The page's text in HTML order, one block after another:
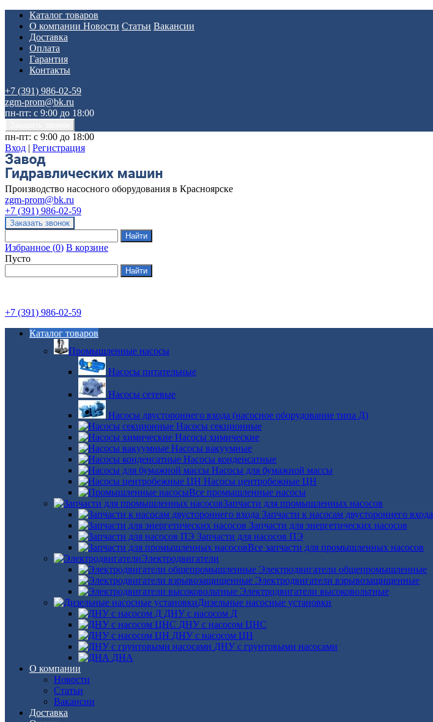
Каталог товаров
О компании Новости Статьи Вакансии
Доставка
Оплата
Гарантия
Контакты
+7 (391) 986-02-59
zgm-prom@bk.ru
пн-пт: с 9:00 до 18:00
пн-пт: с 9:00 до 18:00
Вход | Регистрация
Производство насосного оборудования в Красноярске
zgm-prom@bk.ru
+7 (391) 986-02-59
Избранное (0) В корзине
Пусто
+7 (391) 986-02-59
Каталог товаров
Промышленные насосы
Насосы питательные
Насосы сетевые
Насосы двустороннего входа (насосное оборудование типа Д)
Насосы секционные
Насосы химические
Насосы вакуумные
Насосы конденсатные
Насосы для бумажной массы
Насосы центробежные ЦН
Все промышленные насосы
Запчасти для промышленных насосов
Запчасти к насосам двустороннего входа
Запчасти для энергетических насосов
Запчасти для насосов ПЭ
Все запчасти для промышленных насосов
Электродвигатели
Электродвигатели общепромышленные
Электродвигатели взрывозащищенные
Электродвигатели высоковольтные
Дизельные насосные установки
ДНУ с насосом Д
ДНУ с насосом ЦНС
ДНУ с насосом ЦН
ДНУ с грунтовыми насосами
ДНА
О компании
Новости
Статьи
Вакансии
Доставка